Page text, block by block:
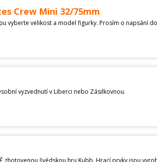
Crew Mini 32/75mm
vyzvednutí v Liberci nebo Zásilkovnou.